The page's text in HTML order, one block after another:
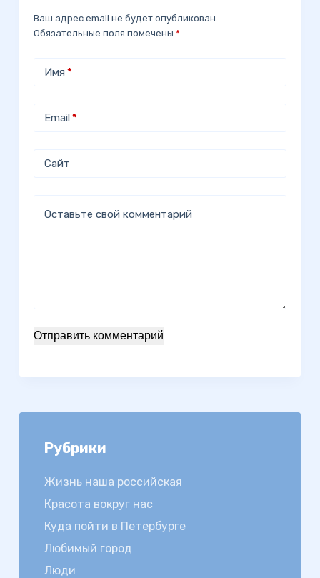
Ваш адрес email не будет опубликован.
Обязательные поля помечены *
Имя *
Email *
Сайт
Оставьте свой комментарий
Отправить комментарий
Рубрики
Жизнь наша российская
Красота вокруг нас
Куда пойти в Петербурге
Любимый город
Люди